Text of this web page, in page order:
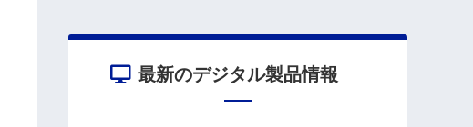
最新のデジタル製品情報